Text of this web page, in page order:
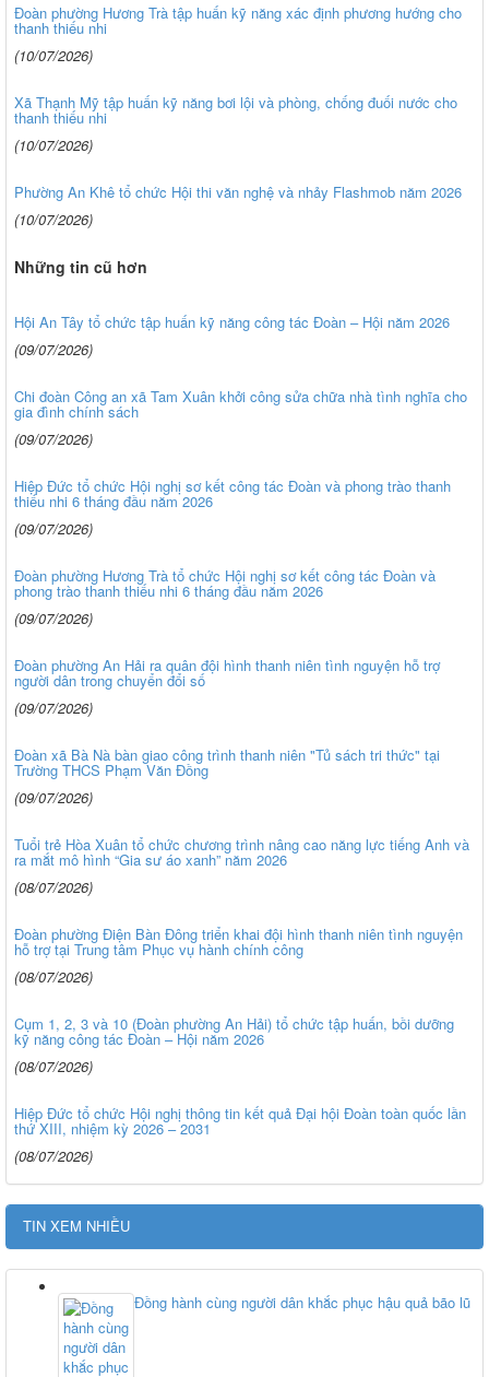
Đoàn phường Hương Trà tập huấn kỹ năng xác định phương hướng cho
thanh thiếu nhi
(10/07/2026)
Xã Thạnh Mỹ tập huấn kỹ năng bơi lội và phòng, chống đuối nước cho
thanh thiếu nhi
(10/07/2026)
Phường An Khê tổ chức Hội thi văn nghệ và nhảy Flashmob năm 2026
(10/07/2026)
Những tin cũ hơn
Hội An Tây tổ chức tập huấn kỹ năng công tác Đoàn – Hội năm 2026
(09/07/2026)
Chi đoàn Công an xã Tam Xuân khởi công sửa chữa nhà tình nghĩa cho
gia đình chính sách
(09/07/2026)
Hiệp Đức tổ chức Hội nghị sơ kết công tác Đoàn và phong trào thanh
thiếu nhi 6 tháng đầu năm 2026
(09/07/2026)
Đoàn phường Hương Trà tổ chức Hội nghị sơ kết công tác Đoàn và
phong trào thanh thiếu nhi 6 tháng đầu năm 2026
(09/07/2026)
Đoàn phường An Hải ra quân đội hình thanh niên tình nguyện hỗ trợ
người dân trong chuyển đổi số
(09/07/2026)
Đoàn xã Bà Nà bàn giao công trình thanh niên "Tủ sách tri thức" tại
Trường THCS Phạm Văn Đồng
(09/07/2026)
Tuổi trẻ Hòa Xuân tổ chức chương trình nâng cao năng lực tiếng Anh và
ra mắt mô hình “Gia sư áo xanh” năm 2026
(08/07/2026)
Đoàn phường Điện Bàn Đông triển khai đội hình thanh niên tình nguyện
hỗ trợ tại Trung tâm Phục vụ hành chính công
(08/07/2026)
Cụm 1, 2, 3 và 10 (Đoàn phường An Hải) tổ chức tập huấn, bồi dưỡng
kỹ năng công tác Đoàn – Hội năm 2026
(08/07/2026)
Hiệp Đức tổ chức Hội nghị thông tin kết quả Đại hội Đoàn toàn quốc lần
thứ XIII, nhiệm kỳ 2026 – 2031
(08/07/2026)
TIN XEM NHIỀU
Đồng hành cùng người dân khắc phục hậu quả bão lũ